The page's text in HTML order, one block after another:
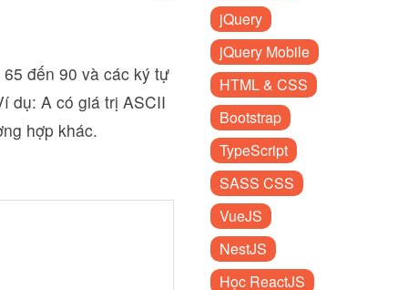
đến 90 và các ký tự
dụ: A có giá trị ASCII
hợp khác.
jQuery
jQuery Mobile
HTML & CSS
Bootstrap
TypeScript
SASS CSS
VueJS
NestJS
Học ReactJS